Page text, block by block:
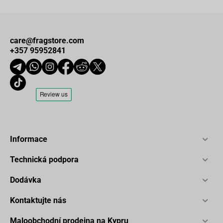
care@fragstore.com
+357 95952841
Informace
Technická podpora
Dodávka
Kontaktujte nás
Maloobchodní prodejna na Kypru